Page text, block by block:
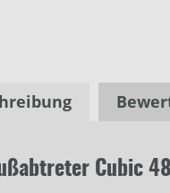
Cubic